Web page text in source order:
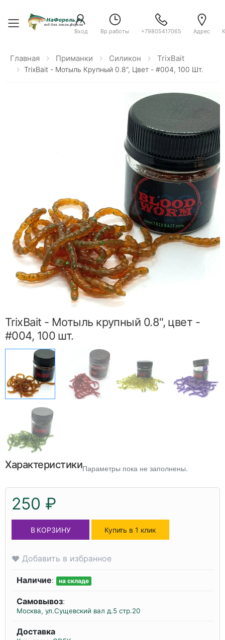
Toggle menu
Вход Вр.работы +79805417065 Адрес
Главная Приманки Силикон TrixBait
TrixBait - Мотыль Крупный 0.8", Цвет - #004, 100 Шт.
TrixBait - Мотыль крупный 0.8", цвет -
#004, 100 шт.
ХарактеристикиПараметры пока не заполнены.
250 ₽
В КОРЗИНУ Купить в 1 клик
Добавить в избранное
Наличие: на складе
Самовывоз:
Москва, ул.Сущевский вал д.5 стр.20
Доставка